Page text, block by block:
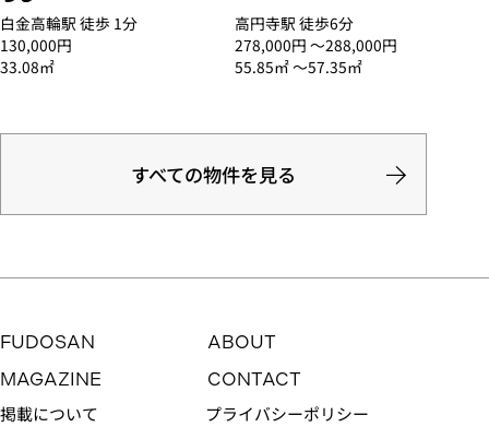
白金高輪駅 徒歩 1分
130,000円
33.08㎡
高円寺駅 徒歩6分
278,000円 〜288,000円
55.85㎡ 〜57.35㎡
すべての物件を見る
FUDOSAN
ABOUT
MAGAZINE
CONTACT
掲載について プライバシーポリシー